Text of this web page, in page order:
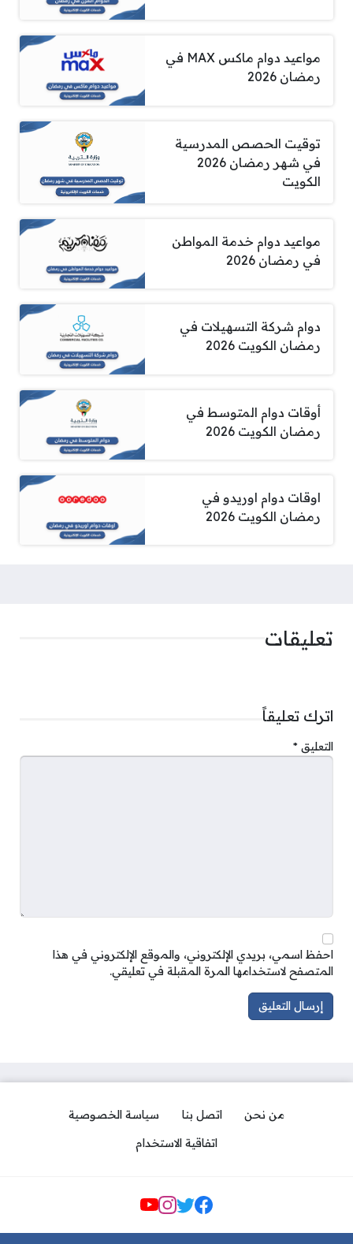
مواعيد دوام ماكس MAX في
رمضان 2026
توقيت الحصص المدرسية
في شهر رمضان 2026
الكويت
مواعيد دوام خدمة المواطن
في رمضان 2026
دوام شركة التسهيلات في
رمضان الكويت 2026
أوقات دوام المتوسط في
رمضان الكويت 2026
اوقات دوام اوريدو في
رمضان الكويت 2026
تعليقات
اترك تعليقاً
التعليق *
احفظ اسمي، بريدي الإلكتروني، والموقع الإلكتروني في هذا
المتصفح لاستخدامها المرة المقبلة في تعليقي.
من نحن اتصل بنا
سياسة الخصوصية
اتفاقية الاستخدام
مواقع التواصل